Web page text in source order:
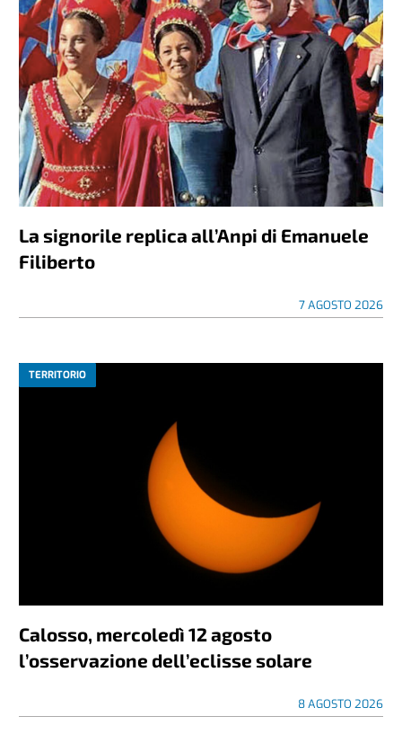
La signorile replica all’Anpi di Emanuele
Filiberto
7 AGOSTO 2026
TERRITORIO
Calosso, mercoledì 12 agosto
l’osservazione dell’eclisse solare
8 AGOSTO 2026